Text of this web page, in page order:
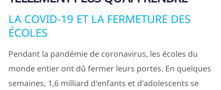
LA COVID-19 ET LA FERMETURE DES
ÉCOLES
Pendant la pandémie de coronavirus, les écoles du
monde entier ont dû fermer leurs portes. En quelques
semaines, 1,6 milliard d'enfants et d'adolescents se